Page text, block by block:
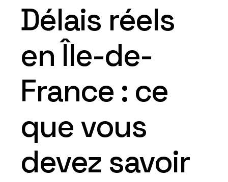
Délais réels
en Île-de-
France : ce
que vous
devez savoir